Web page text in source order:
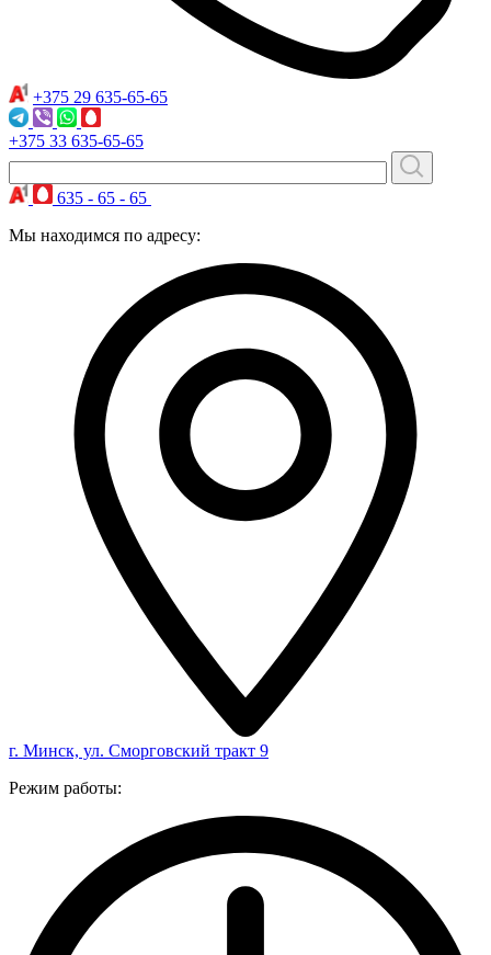
+375 29 635-65-65
+375 33 635-65-65
635 - 65 - 65
Мы находимся по адресу:
г. Минск, ул. Сморговский тракт 9
Режим работы: